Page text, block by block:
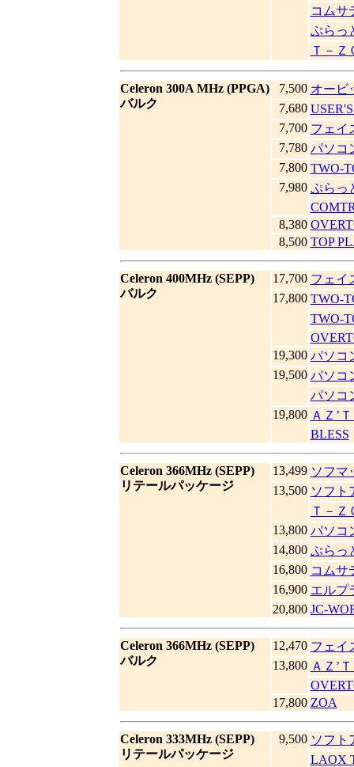
コムサ
ぷらっ
Ｔ－Ｚ
Celeron 300A MHz (PPGA)
バルク
7,500 オービ
7,680
7,700 フェイ
7,780 パソコ
7,800 TWO-
7,980 ぷらっ
8,380
8,500 TOP
Celeron 400MHz (SEPP)
バルク
17,700 フェイ
17,800 TWO-
TWO-
19,300 パソコ
19,500 パソコ
パソコ
19,800 ＡＺ’
BLESS
Celeron 366MHz (SEPP)
リテールパッケージ
13,499 ソフマ
13,500 ソフト
Ｔ－Ｚ
13,800 パソコ
14,800 ぷらっ
16,800 コムサ
16,900 エルプ
20,800 JC-
Celeron 366MHz (SEPP)
バルク
12,470 フェイ
13,800 ＡＺ’
17,800 ZOA
Celeron 333MHz (SEPP)
リテールパッケージ
9,500 ソフト
LAOX